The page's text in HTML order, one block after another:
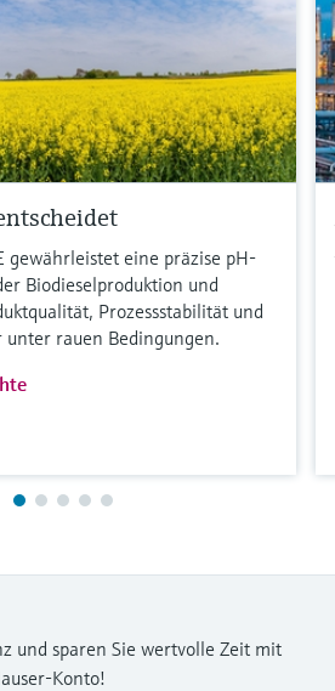
gewährleistet eine präzise pH-
Biodieselproduktion und
Prozessstabilität und
unter rauen Bedingungen.
und sparen Sie wertvolle Zeit mit
Konto!